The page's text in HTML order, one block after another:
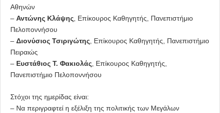
Αθηνών
– Αντώνης Κλάψης , Επίκουρος Καθηγητής, Πανεπιστήμιο
Πελοποννήσου
– Διονύσιος Τσιριγώτης , Επίκουρος Καθηγητής, Πανεπιστήμιο
Πειραιώς
– Ευστάθιος Τ. Φακιολάς , Επίκουρος Καθηγητής,
Πανεπιστήμιο Πελοποννήσου
Στόχοι της ημερίδας είναι:
– Να περιγραφτεί η εξέλιξη της πολιτικής των Μεγάλων